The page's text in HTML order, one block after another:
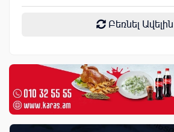
Բեռնել Ավելին